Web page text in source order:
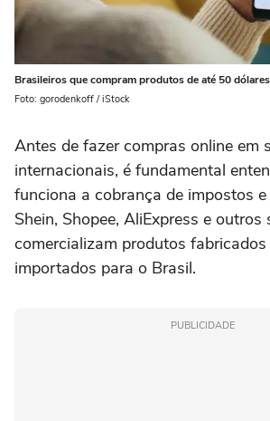
Brasileiros que compram produtos de até 50
Foto: gorodenkoff / iStock
Antes de fazer compras online em
internacionais, é fundamental
funciona a cobrança de impostos
Shein, Shopee, AliExpress e outros
comercializam produtos
importados para o Brasil.
PUBLICIDADE